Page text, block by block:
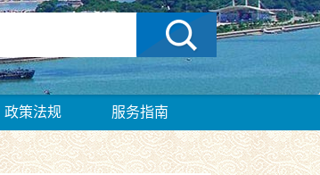
政策法规 服务指南